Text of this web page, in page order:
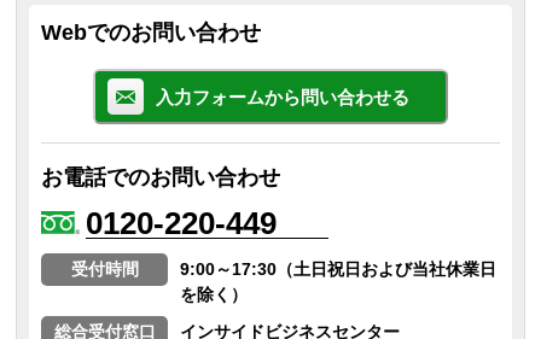
Webでのお問い合わせ
入力フォームから問い合わせる
お電話でのお問い合わせ
0120-220-449
受付時間
9:00～17:30（土日祝日および当社休業日
を除く）
総合受付窓口
インサイドビジネスセンター